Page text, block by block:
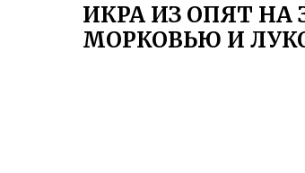
ИКРА ИЗ ОПЯТ НА
МОРКОВЬЮ И